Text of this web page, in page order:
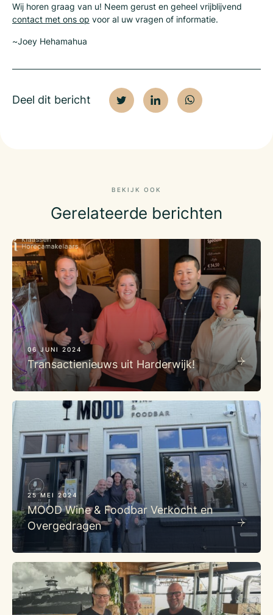
Wij horen graag van u! Neem gerust en geheel vrijblijvend
contact met ons op voor al uw vragen of informatie.
~Joey Hehamahua
Deel dit bericht
BEKIJK OOK
Gerelateerde berichten
06 JUNI 2024
Transactienieuws uit Harderwijk!
25 MEI 2024
MOOD Wine & Foodbar Verkocht en
Overgedragen